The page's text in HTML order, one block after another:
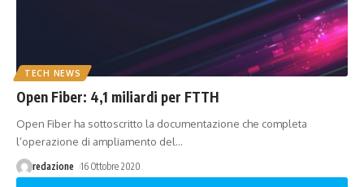
TECH NEWS
Open Fiber: 4,1 miliardi per FTTH
Open Fiber ha sottoscritto la documentazione che completa
l’operazione di ampliamento del…
redazione 16 Ottobre 2020